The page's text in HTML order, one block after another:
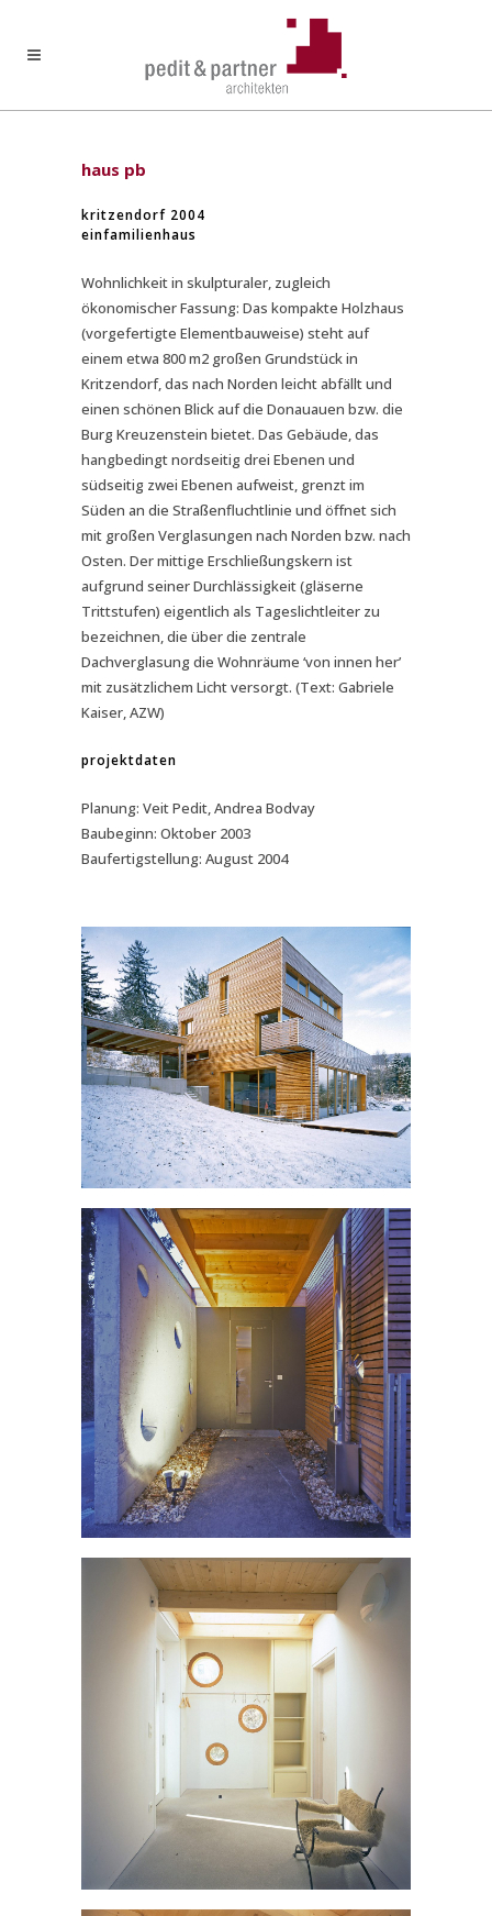
haus pb
kritzendorf 2004
einfamilienhaus
Wohnlichkeit in skulpturaler, zugleich
ökonomischer Fassung: Das kompakte Holzhaus
(vorgefertigte Elementbauweise) steht auf
einem etwa 800 m2 großen Grundstück in
Kritzendorf, das nach Norden leicht abfällt und
einen schönen Blick auf die Donauauen bzw. die
Burg Kreuzenstein bietet. Das Gebäude, das
hangbedingt nordseitig drei Ebenen und
südseitig zwei Ebenen aufweist, grenzt im
Süden an die Straßenfluchtlinie und öffnet sich
mit großen Verglasungen nach Norden bzw. nach
Osten. Der mittige Erschließungskern ist
aufgrund seiner Durchlässigkeit (gläserne
Trittstufen) eigentlich als Tageslichtleiter zu
bezeichnen, die über die zentrale
Dachverglasung die Wohnräume ‘von innen her’
mit zusätzlichem Licht versorgt. (Text: Gabriele
Kaiser, AZW)
projektdaten
Planung: Veit Pedit, Andrea Bodvay
Baubeginn: Oktober 2003
Baufertigstellung: August 2004